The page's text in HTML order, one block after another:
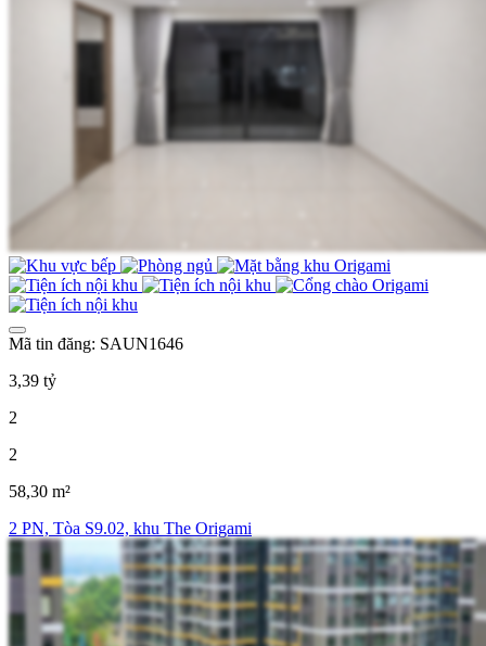
Mã tin đăng: SAUN1646
3,39 tỷ
2
2
58,30 m²
2 PN, Tòa S9.02, khu The Origami